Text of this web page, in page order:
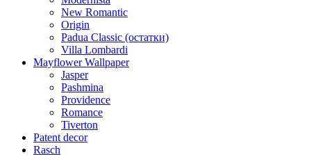
New Romantic
Origin
Padua Classic (остатки)
Villa Lombardi
Mayflower Wallpaper
Jasper
Pashmina
Providence
Romance
Tiverton
Patent decor
Rasch